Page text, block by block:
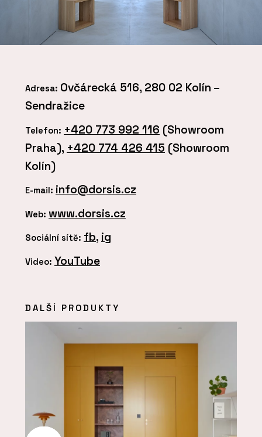
Adresa: Ovčárecká 516, 280 02 Kolín –
Sendražice
Telefon: +420 773 992 116 (Showroom
Praha), +420 774 426 415 (Showroom
Kolín)
E-mail: info@dorsis.cz
Web: www.dorsis.cz
Sociální sítě: fb, ig
Video: YouTube
DALŠÍ PRODUKTY